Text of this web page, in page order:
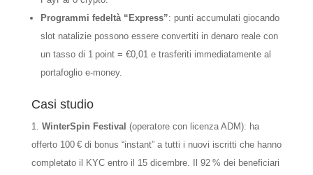
Programmi fedeltà “Express”: punti accumulati giocando
slot natalizie possono essere convertiti in denaro reale con
un tasso di 1 point = €0,01 e trasferiti immediatamente al
portafoglio e‑money.
Casi studio
WinterSpin Festival (operatore con licenza ADM): ha
offerto 100 € di bonus “instant” a tutti i nuovi iscritti che hanno
completato il KYC entro il 15 dicembre. Il 92 % dei beneficiari